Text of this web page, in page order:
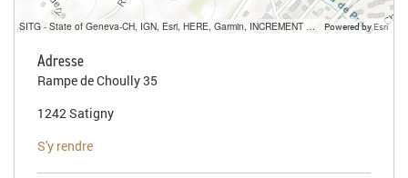
SITG - State of Geneva-CH, IGN, Esri, HERE, Garmin, INCREMENT P, USGS, METI/NASA Powered byEsri
Adresse
Rampe de Choully 35
1242 Satigny
S'y rendre